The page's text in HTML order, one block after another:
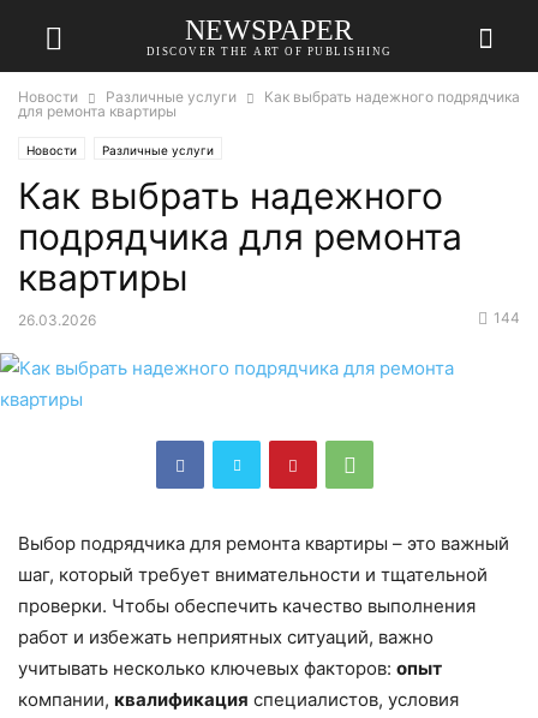
NEWSPAPER
DISCOVER THE ART OF PUBLISHING
Новости Различные услуги
Как выбрать надежного подрядчика
для ремонта квартиры
Новости Различные услуги
Как выбрать надежного
подрядчика для ремонта
квартиры
26.03.2026 144
Выбор подрядчика для ремонта квартиры – это важный
шаг, который требует внимательности и тщательной
проверки. Чтобы обеспечить качество выполнения
работ и избежать неприятных ситуаций, важно
учитывать несколько ключевых факторов: опыт
компании, квалификация специалистов, условия